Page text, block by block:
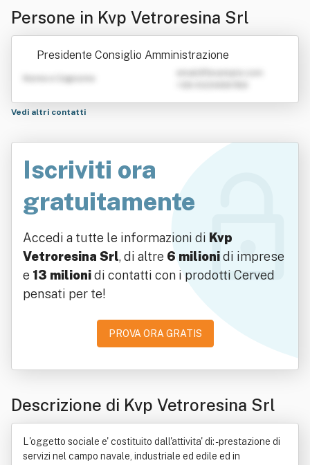
Persone in Kvp Vetroresina Srl
Presidente Consiglio Amministrazione
Nome e Cognome
Vedi altri contatti
Iscriviti ora
gratuitamente
Accedi a tutte le informazioni di Kvp
Vetroresina Srl, di altre 6 milionidi imprese
e 13 milionidi contatti con i prodotti Cerved
pensati per te!
PROVA ORA GRATIS
Descrizione di Kvp Vetroresina Srl
L'oggetto sociale e' costituito dall'attivita' di: - prestazione di
servizi nel campo navale, industriale ed edile ed in